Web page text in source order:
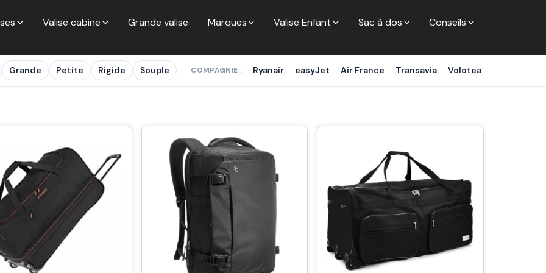
Valise cabine Grande valise Marques Valise Enfant Sac à dos Conseils
Grande Petite Rigide Souple COMPAGNIE : Ryanair easyJet Air France Transavia Volotea